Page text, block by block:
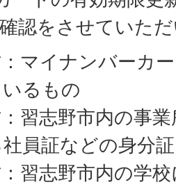
認をさせていた
マイナンバーカ
るもの
習志野市内の事
員証などの身分
習志野市内の学